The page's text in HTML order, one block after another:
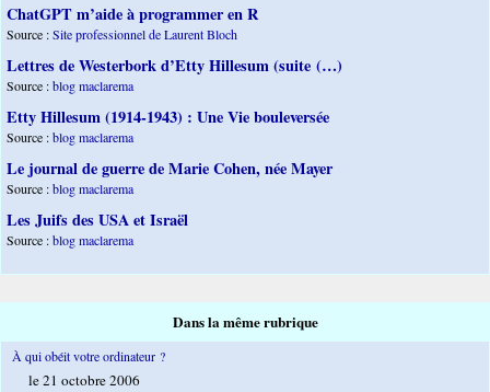
ChatGPT m’aide à programmer en R
Source :Site professionnel de Laurent Bloch
Lettres de Westerbork d’Etty Hillesum (suite (…)
Source :blog maclarema
Etty Hillesum (1914-1943) : Une Vie bouleversée
Source :blog maclarema
Le journal de guerre de Marie Cohen, née Mayer
Source :blog maclarema
Les Juifs des USA et Israël
Source :blog maclarema
Dans la même rubrique
À qui obéit votre ordinateur ?
le 21 octobre 2006